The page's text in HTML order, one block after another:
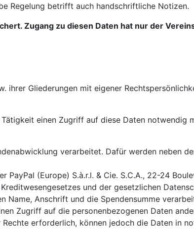
Regelung betrifft auch handschriftliche Notizen.
Zugang zu diesen Daten hat nur der
Gliederungen mit eigener
einen Zugriff auf diese Daten notwendig
verarbeitet. Dafür werden neben
(Europe) S.à.r.l. & Cie. S.C.A., 22-24
und der gesetzlichen
Name, Anschrift und die Spendensumme
Zugriff auf die personenbezogenen Daten
erforderlich, können jedoch die Daten in